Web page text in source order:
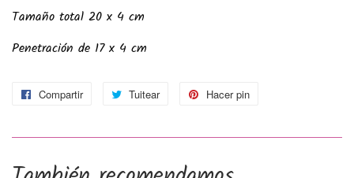
Tamaño total 20 x 4 cm
Penetración de 17 x 4 cm
Compartir
Compartir
Facebook
Tuitear
Tuitear
Twitter
Hacer pin
Pinterest